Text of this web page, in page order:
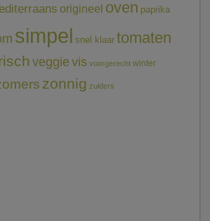
origineel oven paprika
simpel snel klaar tomaten
veggie vis voorgerecht winter
zonnig zuiders